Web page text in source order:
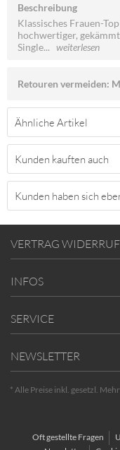
Beschreibung
Klassisches Frauen-
hochwertiger,
Single... weiterlesen
Retouren vermeiden:
Ähnliche Artikel
Kunden kauften auch
Kunden haben sich
VERTRAG
INFOS
SERVICE
NEWSLETTER
* Alle Preise inkl. gesetzl.
Oft gestellte Fragen